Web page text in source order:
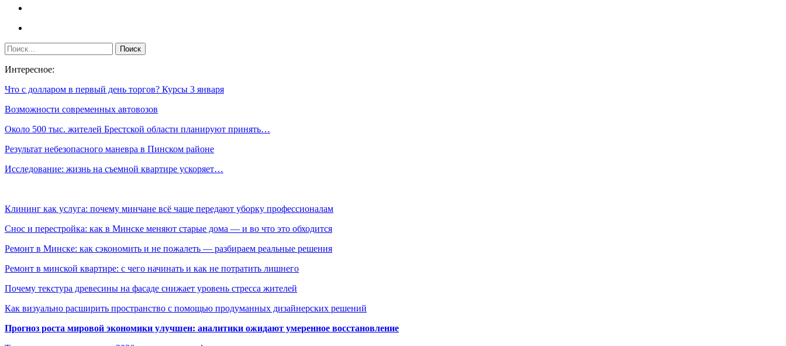
Интересное:
Что с долларом в первый день торгов? Курсы 3 января
Возможности современных автовозов
Около 500 тыс. жителей Брестской области планируют принять…
Результат небезопасного маневра в Пинском районе
Исследование: жизнь на съемной квартире ускоряет…
Клининг как услуга: почему минчане всё чаще передают уборку профессионалам
Снос и перестройка: как в Минске меняют старые дома — и во что это обходится
Ремонт в Минске: как сэкономить и не пожалеть — разбираем реальные решения
Ремонт в минской квартире: с чего начинать и как не потратить лишнего
Почему текстура древесины на фасаде снижает уровень стресса жителей
Как визуально расширить пространство с помощью продуманных дизайнерских решений
Прогноз роста мировой экономики улучшен: аналитики ожидают умеренное восстановление